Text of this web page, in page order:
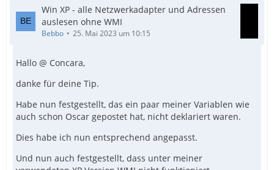
Win XP - alle Netzwerkadapter und Adressen
auslesen ohne WMI
Bebbo 25. Mai 2023 um 10:15
Hallo @ Concara,
danke für deine Tip.
Habe nun festgestellt, das ein paar meiner Variablen wie
auch schon Oscar gepostet hat, nicht deklariert waren.
Dies habe ich nun entsprechend angepasst.
Und nun auch festgestellt, dass unter meiner